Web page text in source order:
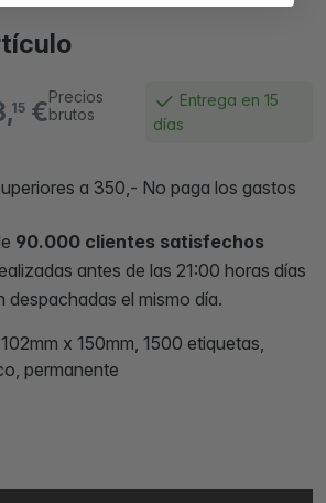
15€Precios
brutos
Entrega en 15
días
a 350,- No paga los gastos
90.000 clientes satisfechos
antes de las 21:00 horas días
despachadas el mismo día.
x 150mm, 1500 etiquetas,
permanente